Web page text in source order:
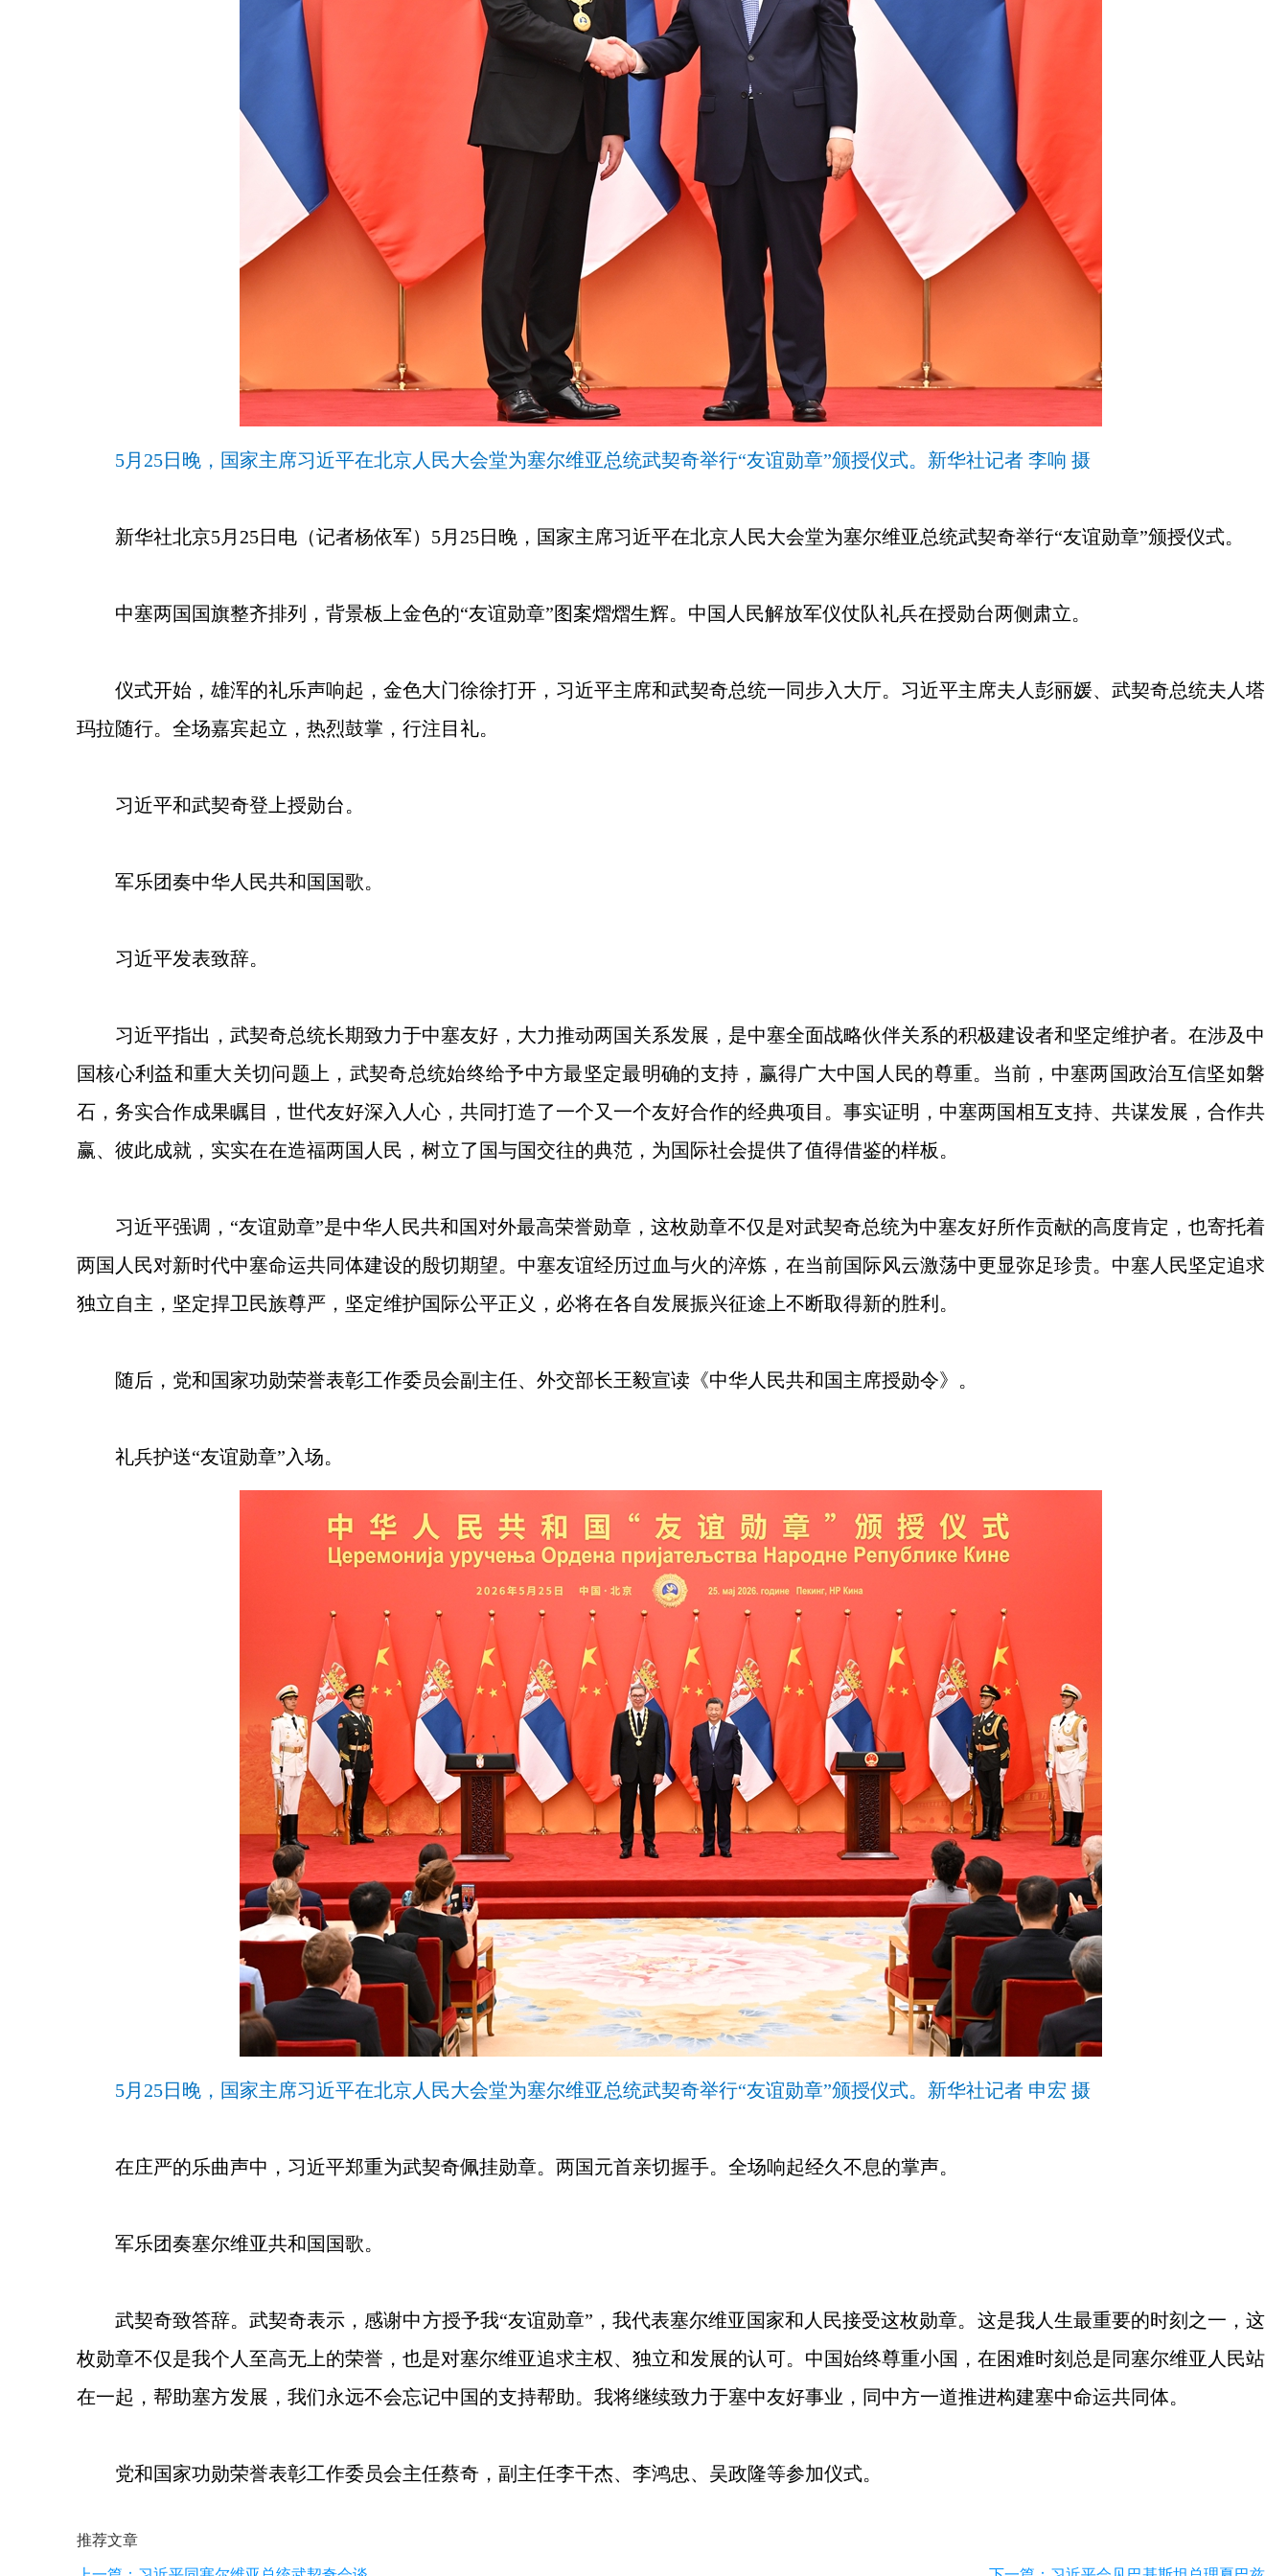
5月25日晚，国家主席习近平在北京人民大会堂为塞尔维亚总统武契奇举行“友谊勋章”颁授仪式。新华社记者 李响 摄
新华社北京5月25日电（记者杨依军）5月25日晚，国家主席习近平在北京人民大会堂为塞尔维亚总统武契奇举行“友谊勋章”颁授仪式。
中塞两国国旗整齐排列，背景板上金色的“友谊勋章”图案熠熠生辉。中国人民解放军仪仗队礼兵在授勋台两侧肃立。
仪式开始，雄浑的礼乐声响起，金色大门徐徐打开，习近平主席和武契奇总统一同步入大厅。习近平主席夫人彭丽媛、武契奇总统夫人塔
玛拉随行。全场嘉宾起立，热烈鼓掌，行注目礼。
习近平和武契奇登上授勋台。
军乐团奏中华人民共和国国歌。
习近平发表致辞。
习近平指出，武契奇总统长期致力于中塞友好，大力推动两国关系发展，是中塞全面战略伙伴关系的积极建设者和坚定维护者。在涉及中
国核心利益和重大关切问题上，武契奇总统始终给予中方最坚定最明确的支持，赢得广大中国人民的尊重。当前，中塞两国政治互信坚如磐
石，务实合作成果瞩目，世代友好深入人心，共同打造了一个又一个友好合作的经典项目。事实证明，中塞两国相互支持、共谋发展，合作共
赢、彼此成就，实实在在造福两国人民，树立了国与国交往的典范，为国际社会提供了值得借鉴的样板。
习近平强调，“友谊勋章”是中华人民共和国对外最高荣誉勋章，这枚勋章不仅是对武契奇总统为中塞友好所作贡献的高度肯定，也寄托着
两国人民对新时代中塞命运共同体建设的殷切期望。中塞友谊经历过血与火的淬炼，在当前国际风云激荡中更显弥足珍贵。中塞人民坚定追求
独立自主，坚定捍卫民族尊严，坚定维护国际公平正义，必将在各自发展振兴征途上不断取得新的胜利。
随后，党和国家功勋荣誉表彰工作委员会副主任、外交部长王毅宣读《中华人民共和国主席授勋令》。
礼兵护送“友谊勋章”入场。
5月25日晚，国家主席习近平在北京人民大会堂为塞尔维亚总统武契奇举行“友谊勋章”颁授仪式。新华社记者 申宏 摄
在庄严的乐曲声中，习近平郑重为武契奇佩挂勋章。两国元首亲切握手。全场响起经久不息的掌声。
军乐团奏塞尔维亚共和国国歌。
武契奇致答辞。武契奇表示，感谢中方授予我“友谊勋章”，我代表塞尔维亚国家和人民接受这枚勋章。这是我人生最重要的时刻之一，这
枚勋章不仅是我个人至高无上的荣誉，也是对塞尔维亚追求主权、独立和发展的认可。中国始终尊重小国，在困难时刻总是同塞尔维亚人民站
在一起，帮助塞方发展，我们永远不会忘记中国的支持帮助。我将继续致力于塞中友好事业，同中方一道推进构建塞中命运共同体。
党和国家功勋荣誉表彰工作委员会主任蔡奇，副主任李干杰、李鸿忠、吴政隆等参加仪式。
推荐文章